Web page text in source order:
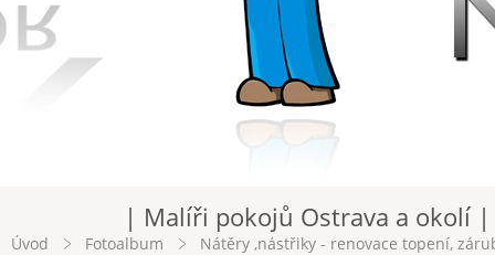
| Malíři pokojů Ostrava a okolí |
Úvod Fotoalbum
Nátěry ,nástřiky - renovace topení,